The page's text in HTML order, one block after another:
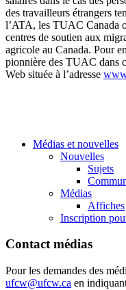
des travailleurs étrangers
l’ATA, les TUAC Canada
centres de soutien aux
agricole au Canada. Pour
pionnière des TUAC dans
Web située à l’adresse
Médias et nouvelles
Nouvelles
Sujets
Médias
Affiches
Inscription
Contact médias
Pour les demandes des
ufcw@ufcw.ca en